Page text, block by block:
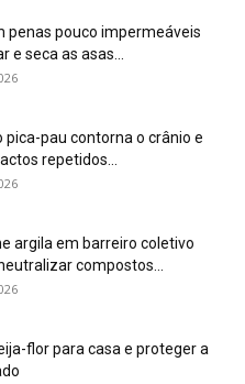
penas pouco impermeáveis
e seca as asas...
pica-pau contorna o crânio e
repetidos...
argila em barreiro coletivo
compostos...
flor para casa e proteger a